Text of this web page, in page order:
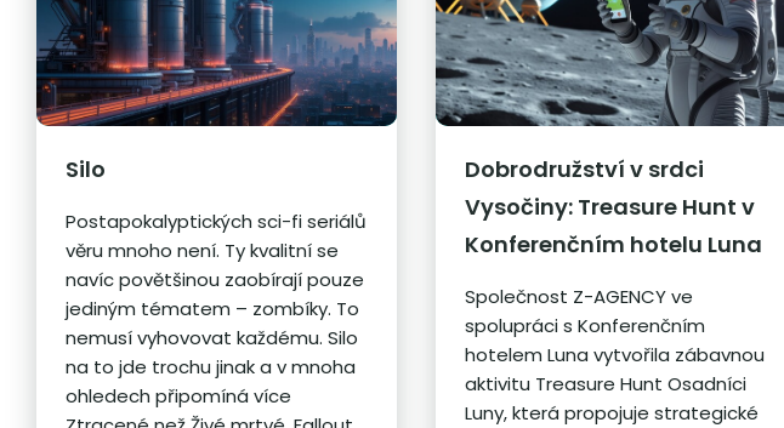
Silo
Postapokalyptických sci-fi seriálů
věru mnoho není. Ty kvalitní se
navíc povětšinou zaobírají pouze
jediným tématem – zombíky. To
nemusí vyhovovat každému. Silo
na to jde trochu jinak a v mnoha
ohledech připomíná více
Dobrodružství v srdci
Vysočiny: Treasure Hunt v
Konferenčním hotelu Luna
Společnost Z-AGENCY ve
spolupráci s Konferenčním
hotelem Luna vytvořila zábavnou
aktivitu Treasure Hunt Osadníci
Luny, která propojuje strategické